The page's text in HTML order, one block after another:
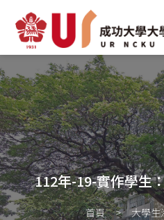
112年-19-實作
【李昀珊】
最新消息
關於UR
特色實驗室
大學生海報競賽
112年-19-實作學生
首頁
大學生